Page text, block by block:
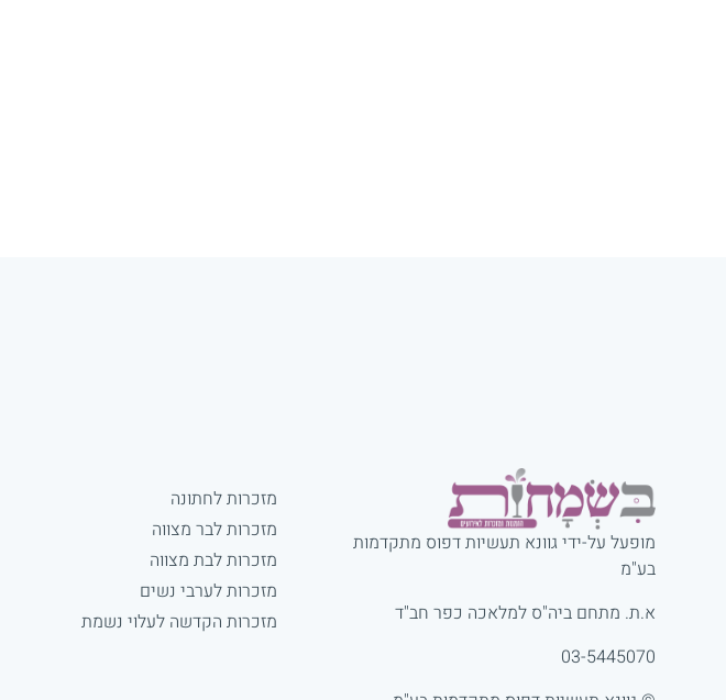
מופעל על-ידי גוונא תעשיות דפוס מתקדמות
בע"מ
א.ת. מתחם ביה"ס למלאכה כפר חב"ד
03-5445070
מזכרות לחתונה
מזכרות לבר מצווה
מזכרות לבת מצווה
מזכרות לערבי נשים
מזכרות הקדשה לעלוי נשמת